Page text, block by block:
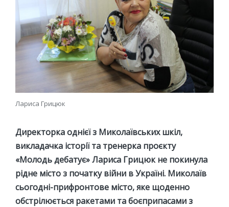
Лариса Грицюк
Директорка однієї з Миколаївських шкіл,
викладачка історії та тренерка проєкту
«Молодь дебатує» Лариса Грицюк не покинула
рідне місто з початку війни в Україні. Миколаїв
сьогодні-прифронтове місто, яке щоденно
обстрілюється ракетами та боєприпасами з